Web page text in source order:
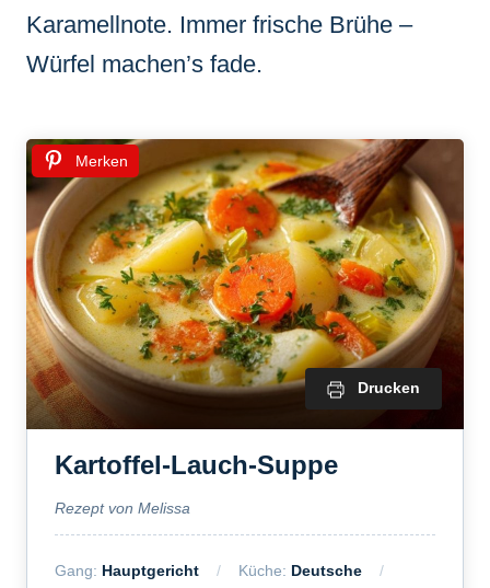
Karamellnote. Immer frische Brühe –
Würfel machen’s fade.
Merken
Drucken
Kartoffel-Lauch-Suppe
Rezept von Melissa
Gang: Hauptgericht Küche: Deutsche